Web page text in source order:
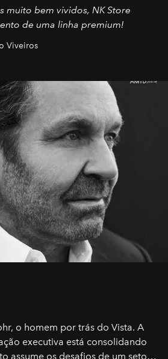
muito bem vividos, NK Store
de uma linha premium!
Viveiros
o homem por trás do Vista. A
executiva está consolidando
assume os desafios de um setor